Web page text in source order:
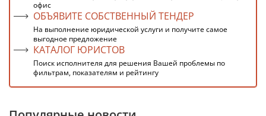
офис
ОБЪЯВИТЕ СОБСТВЕННЫЙ ТЕНДЕР
На выполнение юридической услуги и получите самое
выгодное предложение
КАТАЛОГ ЮРИСТОВ
Поиск исполнителя для решения Вашей проблемы по
фильтрам, показателям и рейтингу